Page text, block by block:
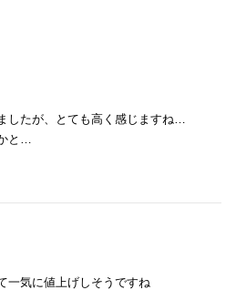
したが、とても高く感じますね…
と…
一気に値上げしそうですね